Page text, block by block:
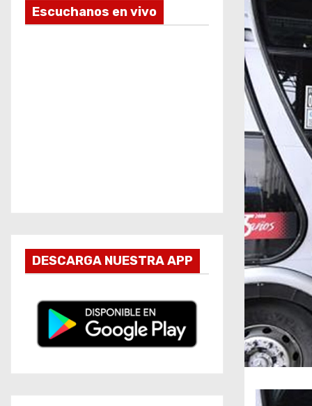
Escuchanos en vivo
DESCARGA NUESTRA APP